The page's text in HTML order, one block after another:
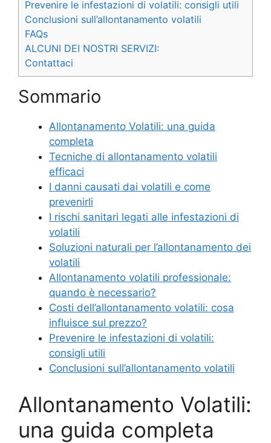
Prevenire le infestazioni di volatili: consigli utili
Conclusioni sull’allontanamento volatili
FAQs
ALCUNI DEI NOSTRI SERVIZI:
Contattaci
Sommario
Allontanamento Volatili: una guida
completa
Tecniche di allontanamento volatili
efficaci
I danni causati dai volatili e come
prevenirli
I rischi sanitari legati alle infestazioni di
volatili
Soluzioni naturali per l’allontanamento dei
volatili
Allontanamento volatili professionale:
quando è necessario?
Costi dell’allontanamento volatili: cosa
influisce sul prezzo?
Prevenire le infestazioni di volatili:
consigli utili
Conclusioni sull’allontanamento volatili
Allontanamento Volatili:
una guida completa